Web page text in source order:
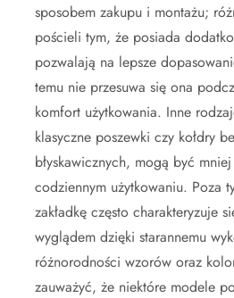
sposobem zakupu i montażu;
pościeli tym, że posiada
pozwalają na lepsze
temu nie przesuwa się ona
komfort użytkowania. Inne
klasyczne poszewki czy kołdry
błyskawicznych, mogą być
codziennym użytkowaniu. Poza
zakładkę często charakteryzuje
wyglądem dzięki starannemu
różnorodności wzorów oraz
zauważyć, że niektóre modele